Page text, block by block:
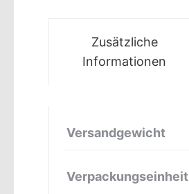
Zusätzliche
Informationen
Versandgewicht
Verpackungseinheit